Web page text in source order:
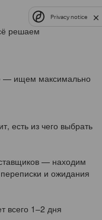
решаем
— ищем максимально
есть из чего выбрать
— находим
и ожидания
всего 1–2 дня
Privacy notice